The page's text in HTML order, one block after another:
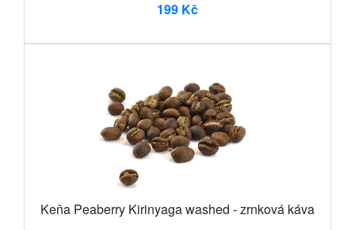
199 Kč
Keňa Peaberry Kirinyaga washed - zrnková káva